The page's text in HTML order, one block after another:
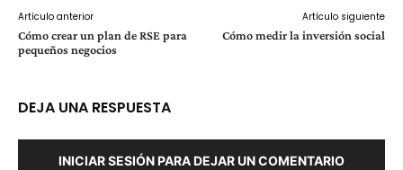
Artículo anterior
Cómo crear un plan de RSE para
pequeños negocios
Artículo siguiente
Cómo medir la inversión social
DEJA UNA RESPUESTA
INICIAR SESIÓN PARA DEJAR UN COMENTARIO